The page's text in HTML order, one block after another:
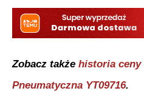
Zobacz także historia ceny
Pneumatyczna YT09716.